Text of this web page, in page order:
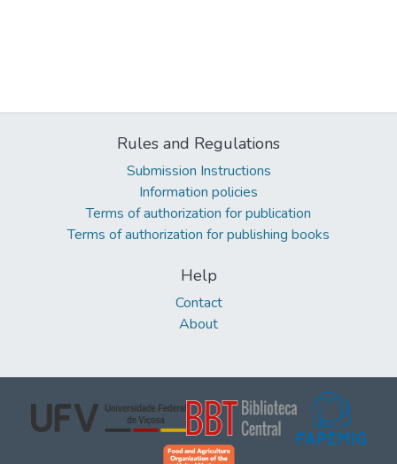
Rules and Regulations
Submission Instructions
Information policies
Terms of authorization for publication
Terms of authorization for publishing books
Help
Contact
About